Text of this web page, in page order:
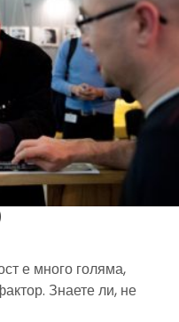
е много голяма,
Знаете ли, не